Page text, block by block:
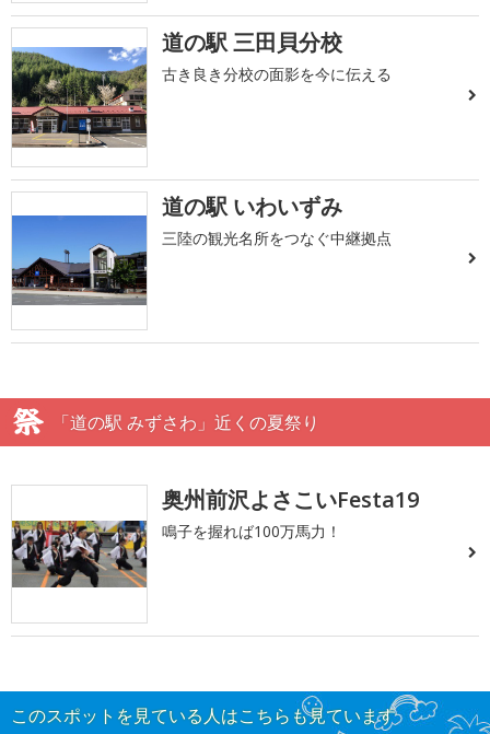
道の駅 三田貝分校
古き良き分校の面影を今に伝える
道の駅 いわいずみ
三陸の観光名所をつなぐ中継拠点
「道の駅 みずさわ」近くの夏祭り
奥州前沢よさこいFesta19
鳴子を握れば100万馬力！
このスポットを見ている人はこちらも見ています